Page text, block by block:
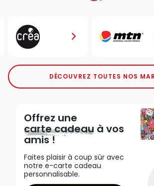
DÉCOUVREZ TOUTES NOS
Offrez une
carte cadeau à vos
amis !
Faites plaisir à coup sûr avec
notre e-carte cadeau
personnalisable.